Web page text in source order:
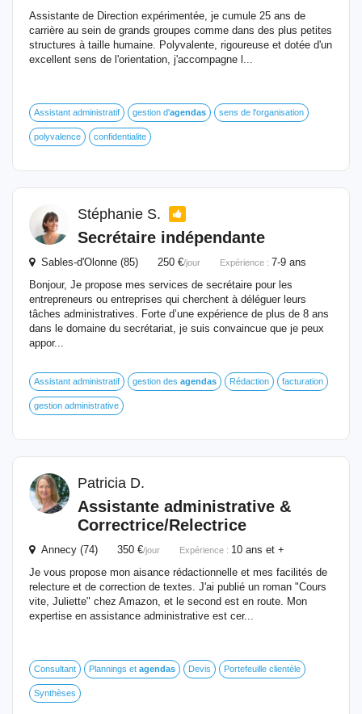
Assistante de Direction expérimentée, je cumule 25 ans de
carrière au sein de grands groupes comme dans des plus petites
structures à taille humaine. Polyvalente, rigoureuse et dotée d'un
excellent sens de l'orientation, j'accompagne l...
Assistant administratif gestion d'agendas sens de l'organisation
polyvalence confidentialite
Stéphanie S.
Secrétaire indépendante
Sables-d'Olonne (85) 250 €/jour Expérience : 7-9 ans
Bonjour, Je propose mes services de secrétaire pour les
entrepreneurs ou entreprises qui cherchent à déléguer leurs
tâches administratives. Forte d’une expérience de plus de 8 ans
dans le domaine du secrétariat, je suis convaincue que je peux
appor...
Assistant administratif gestion des agendas Rédaction facturation
gestion administrative
Patricia D.
Assistante administrative &
Correctrice/Relectrice
Annecy (74) 350 €/jour Expérience : 10 ans et +
Je vous propose mon aisance rédactionnelle et mes facilités de
relecture et de correction de textes. J'ai publié un roman "Cours
vite, Juliette" chez Amazon, et le second est en route. Mon
expertise en assistance administrative est cer...
Consultant Plannings et agendas Devis Portefeuille clientèle
Synthèses